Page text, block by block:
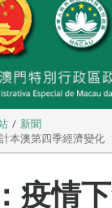
新聞
本澳第四季經濟變化
疫情